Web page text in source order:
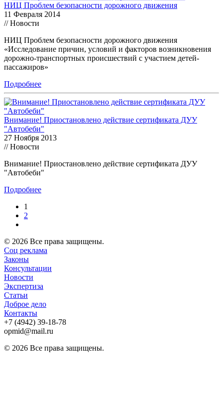
НИЦ Проблем безопасности дорожного движения
11 Февраля 2014
// Новости
НИЦ Проблем безопасности дорожного движения
«Исследование причин, условий и факторов возникновения
дорожно-транспортных происшествий с участием детей-
пассажиров»
Подробнее
Внимание! Приостановлено действие сертификата ДУУ
"Автобеби"
27 Ноября 2013
// Новости
Внимание! Приостановлено действие сертификата ДУУ
"Автобеби"
Подробнее
1
2
© 2026 Все права защищены.
Соц реклама
Законы
Консультации
Новости
Экспертиза
Статьи
Доброе дело
Контакты
+7 (4942) 39-18-78
opmid@mail.ru
© 2026 Все права защищены.